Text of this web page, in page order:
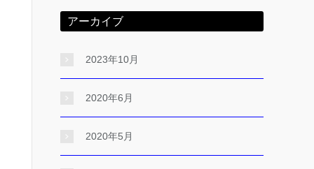
アーカイブ
2023年10月
2020年6月
2020年5月